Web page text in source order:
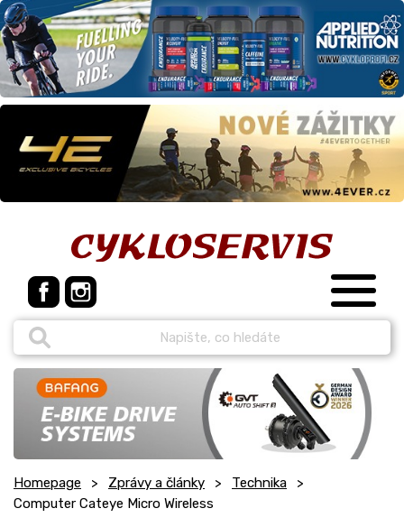
Homepage Zprávy a články
Technika
Computer Cateye Micro Wireless